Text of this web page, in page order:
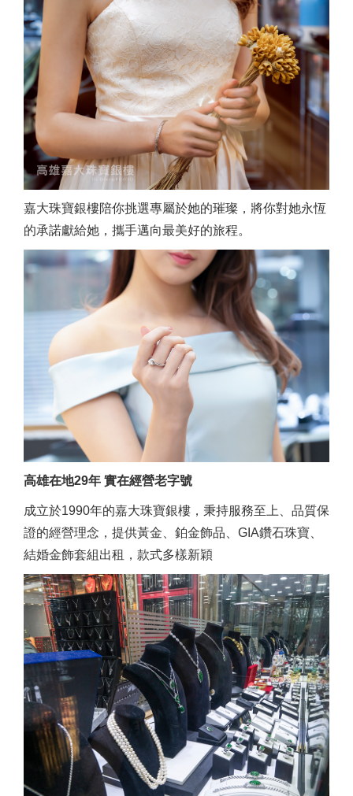
嘉大珠寶銀樓陪你挑選專屬於她的璀璨，將你對她永恆
的承諾獻給她，攜手邁向最美好的旅程。
高雄在地29年 實在經營老字號
成立於1990年的嘉大珠寶銀樓，秉持服務至上、品質保
證的經營理念，提供黃金、鉑金飾品、GIA鑽石珠寶、
結婚金飾套組出租，款式多樣新穎